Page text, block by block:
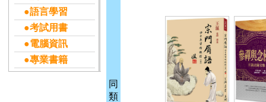
●語言學習
●考試用書
●電腦資訊
●專業書籍
同
類